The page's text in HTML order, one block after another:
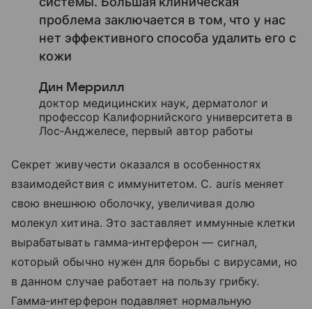
проблема заключается в том, что у нас
нет эффективного способа удалить его с
кожи
Дин Меррилл
доктор медицинских наук, дерматолог и
профессор Калифорнийского университета в
Лос‑Анджелесе, первый автор работы
Секрет живучести оказался в особенностях
взаимодействия с иммунитетом. C. auris меняет
свою внешнюю оболочку, увеличивая долю
молекул хитина. Это заставляет иммунные клетки
вырабатывать гамма‑интерферон — сигнал,
который обычно нужен для борьбы с вирусами, но
в данном случае работает на пользу грибку.
Гамма‑интерферон подавляет нормальную